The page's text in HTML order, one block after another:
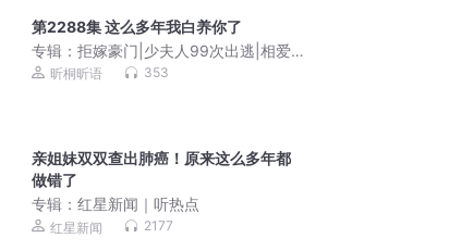
第2288集 这么多年我白养你了
专辑：拒嫁豪门|少夫人99次出逃|相爱
相杀|都市玄幻|霸总开炮抢婚|初恋变狼
昕桐昕语 353
亲姐妹双双查出肺癌！原来这么多年都
做错了
专辑：红星新闻｜听热点
红星新闻 2177